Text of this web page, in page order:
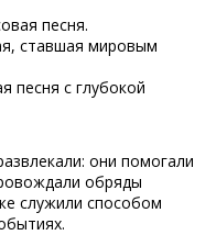
песня.
ставшая мировым
песня с глубокой
они помогали
обряды
служили способом